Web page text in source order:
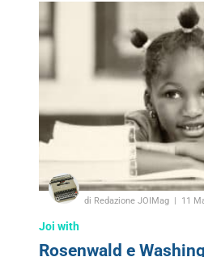
di Redazione JOIMag 11
Joi with
Rosenwald e